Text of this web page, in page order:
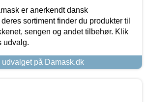
er anerkendt dansk
sortiment finder du produkter til
sengen og andet tilbehør. Klik
udvalg.
udvalget på Damask.dk